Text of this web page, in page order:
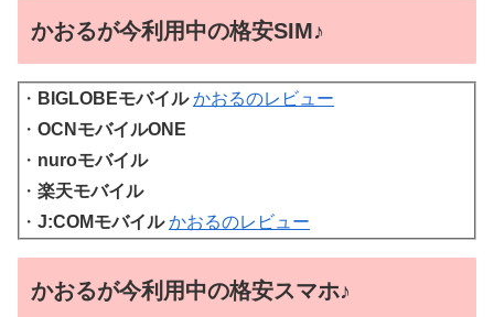
かおるが今利用中の格安SIM♪
・ BIGLOBEモバイル かおるのレビュー
・ OCNモバイルONE
・ nuroモバイル
・ 楽天モバイル
・ J:COMモバイル かおるのレビュー
かおるが今利用中の格安スマホ♪